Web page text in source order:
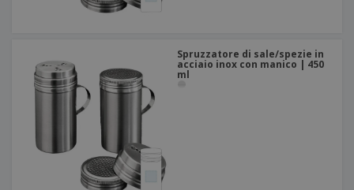
Spruzzatore di sale/spezie in
acciaio inox con manico | 450
ml